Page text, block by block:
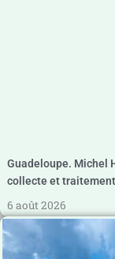
Guadeloupe. Michel
collecte et
6 août 2026